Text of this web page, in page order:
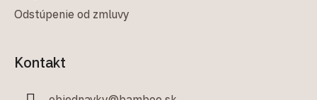
Odstúpenie od zmluvy
Kontakt